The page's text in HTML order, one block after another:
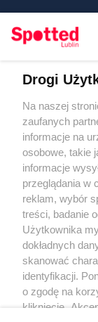
NA
Polityka
RODO
Warunki
Drogi
Na naszej
zaufanych
informacje na
osobowe, takie
informacje
przeglądania w
reklam, wybór
treści, badanie
Użytkownika
dokładnych
skanować
identyfikacji.
o zgodę na
kliknięcie